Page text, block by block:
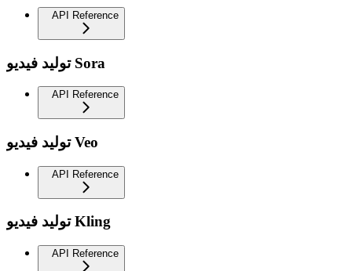
API Reference
توليد فيديو Sora
API Reference
توليد فيديو Veo
API Reference
توليد فيديو Kling
API Reference